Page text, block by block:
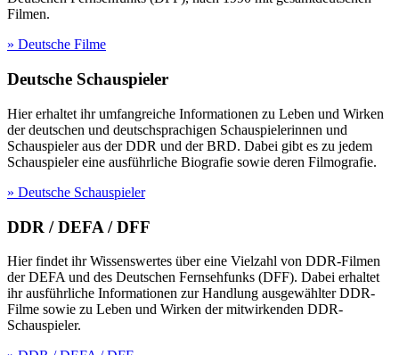
Filmen.
» Deutsche Filme
Deutsche Schauspieler
Hier erhaltet ihr umfangreiche Informationen zu Leben und Wirken
der deutschen und deutschsprachigen Schauspielerinnen und
Schauspieler aus der DDR und der BRD. Dabei gibt es zu jedem
Schauspieler eine ausführliche Biografie sowie deren Filmografie.
» Deutsche Schauspieler
DDR / DEFA / DFF
Hier findet ihr Wissenswertes über eine Vielzahl von DDR-Filmen
der DEFA und des Deutschen Fernsehfunks (DFF). Dabei erhaltet
ihr ausführliche Informationen zur Handlung ausgewählter DDR-
Filme sowie zu Leben und Wirken der mitwirkenden DDR-
Schauspieler.